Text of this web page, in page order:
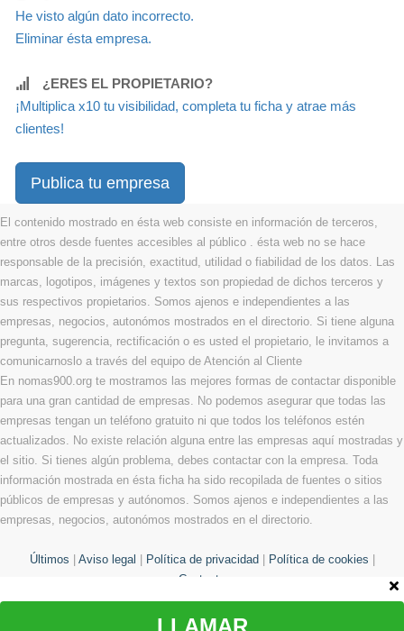
He visto algún dato incorrecto.
Eliminar ésta empresa.
¿ERES EL PROPIETARIO?
¡Multiplica x10 tu visibilidad, completa tu ficha y atrae más
clientes!
Publica tu empresa
El contenido mostrado en ésta web consiste en información de terceros,
entre otros desde fuentes accesibles al público . ésta web no se hace
responsable de la precisión, exactitud, utilidad o fiabilidad de los datos. Las
marcas, logotipos, imágenes y textos son propiedad de dichos terceros y
sus respectivos propietarios. Somos ajenos e independientes a las
empresas, negocios, autonómos mostrados en el directorio. Si tiene alguna
pregunta, sugerencia, rectificación o es usted el propietario, le invitamos a
comunicarnoslo a través del equipo de Atención al Cliente
En nomas900.org te mostramos las mejores formas de contactar disponible
para una gran cantidad de empresas. No podemos asegurar que todas las
empresas tengan un teléfono gratuito ni que todos los teléfonos estén
actualizados. No existe relación alguna entre las empresas aquí mostradas y
el sitio. Si tienes algún problema, debes contactar con la empresa. Toda
información mostrada en ésta ficha ha sido recopilada de fuentes o sitios
públicos de empresas y autónomos. Somos ajenos e independientes a las
empresas, negocios, autonómos mostrados en el directorio.
Últimos Aviso legal Política de privacidad Política de cookies
Contacto
LLAMAR